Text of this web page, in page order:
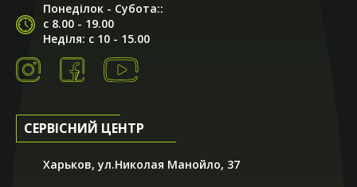
Понеділок - Субота::
с 8.00 - 19.00
Неділя: с 10 - 15.00
СЕРВІСНИЙ ЦЕНТР
Харьков, ул.Николая Манойло, 37